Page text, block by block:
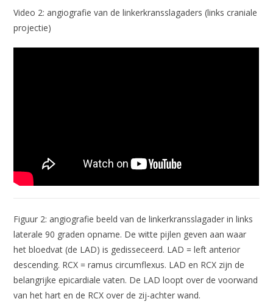
Video 2: angiografie van de linkerkransslagaders (links craniale
projectie)
Figuur 2: angiografie beeld van de linkerkransslagader in links
laterale 90 graden opname. De witte pijlen geven aan waar
het bloedvat (de LAD) is gedisseceerd. LAD = left anterior
descending. RCX = ramus circumflexus. LAD en RCX zijn de
belangrijke epicardiale vaten. De LAD loopt over de voorwand
van het hart en de RCX over de zij-achter wand.